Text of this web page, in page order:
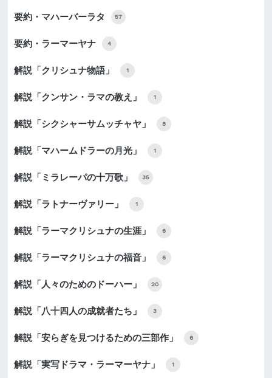
要約・マハーバーラタ 57
要約・ラーマーヤナ 4
解説「クリシュナ物語」 1
解説「クンサン・ラマの教え」 1
解説「シクシャーサムッチャヤ」 8
解説「マハームドラーの月光」 1
解説「ミラレーパの十万歌」 35
解説「ラトナーヴァリー」 1
解説「ラーマクリシュナの生涯」 6
解説「ラーマクリシュナの福音」 6
解説「人々のためのドーハー」 20
解説「八十四人の成就者たち」 3
解説「安らぎを見つけるための三部作」 6
解説「実写ドラマ・ラーマーヤナ」 1